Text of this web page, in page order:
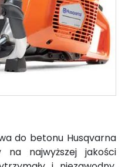
do betonu Husqvarna
najwyższej jakości